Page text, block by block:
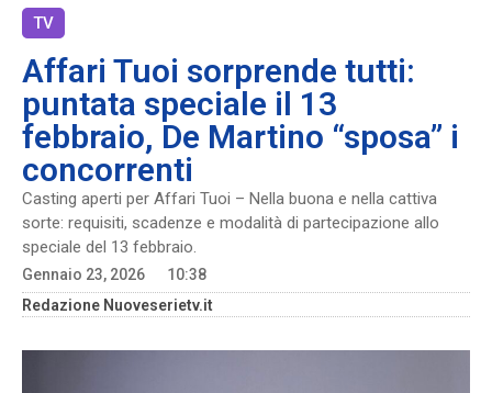
TV
Affari Tuoi sorprende tutti:
puntata speciale il 13
febbraio, De Martino “sposa” i
concorrenti
Casting aperti per Affari Tuoi – Nella buona e nella cattiva
sorte: requisiti, scadenze e modalità di partecipazione allo
speciale del 13 febbraio.
Gennaio 23, 2026
10:38
Redazione Nuoveserietv.it